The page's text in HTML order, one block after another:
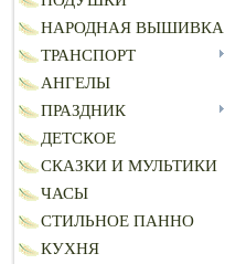
НАРОДНАЯ ВЫШИВКА
ТРАНСПОРТ
АНГЕЛЫ
ПРАЗДНИК
ДЕТСКОЕ
СКАЗКИ И МУЛЬТИКИ
ЧАСЫ
СТИЛЬНОЕ ПАННО
КУХНЯ